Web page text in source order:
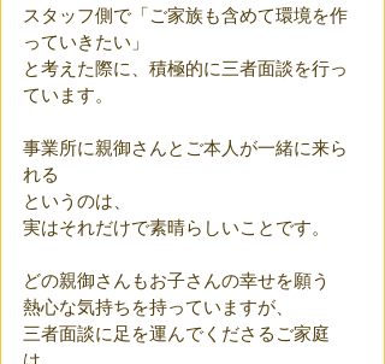
スタッフ側で「ご家族も含めて環境を作
っていきたい」
と考えた際に、積極的に三者面談を行っ
ています。
事業所に親御さんとご本人が一緒に来ら
れる
というのは、
実はそれだけで素晴らしいことです。
どの親御さんもお子さんの幸せを願う
熱心な気持ちを持っていますが、
三者面談に足を運んでくださるご家庭
は、